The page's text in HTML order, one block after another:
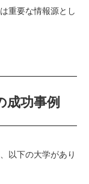
重要な情報源とし
成功事例
以下の大学があり